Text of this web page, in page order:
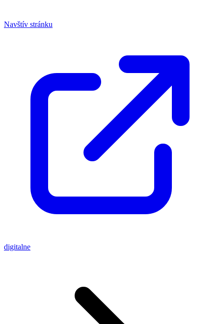
Navštív stránku
digitalne